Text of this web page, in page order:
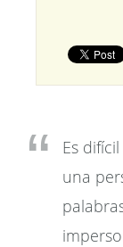
Es
una